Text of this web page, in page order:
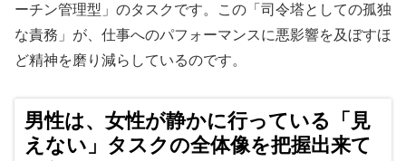
ーチン管理型」のタスクです。この「司令塔としての孤独
な責務」が、仕事へのパフォーマンスに悪影響を及ぼすほ
ど精神を磨り減らしているのです。
男性は、女性が静かに行っている「見
えない」タスクの全体像を把握出来て